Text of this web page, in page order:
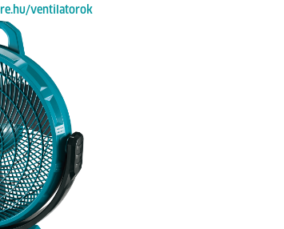
fogó 220mm, hajlított külső 01-095
seegergyűrű fogó
külső 01-
1
ventilatorok